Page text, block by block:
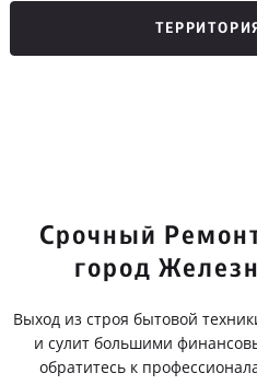
Срочный
город
Выход из строя бытовой
и сулит большими
обратитесь к